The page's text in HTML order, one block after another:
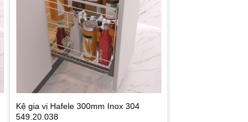
Kệ gia vị Hafele 300mm Inox 304
549.20.038